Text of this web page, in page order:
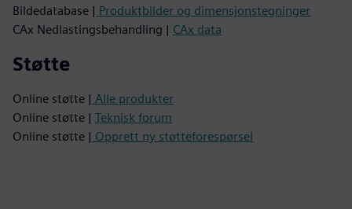
Bildedatabase | Produktbilder og dimensjonstegninger
CAx Nedlastingsbehandling | CAx data
Støtte
Online støtte | Alle produkter
Online støtte | Teknisk forum
Online støtte | Opprett ny støtteforespørsel